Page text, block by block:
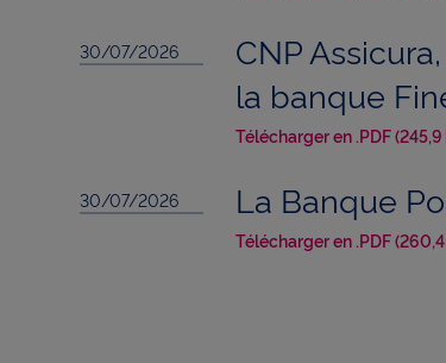
a
c
30/07/2026
CNP
la banque
Télécharger en .PDF (245,9
30/07/2026 La Banque
Télécharger en .PDF